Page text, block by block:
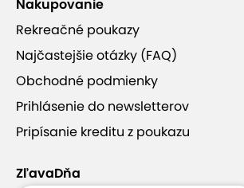
Nakupovanie
Rekreačné poukazy
Najčastejšie otázky (FAQ)
Obchodné podmienky
Prihlásenie do newsletterov
Pripísanie kreditu z poukazu
ZľavaDňa